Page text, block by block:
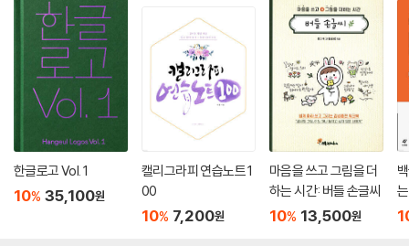
제80화 수욕정이풍부지, 자욕양이친부대_박종현 300
제81화 겸손_정선완 304
제82화 동네를 동네답게_최기영 308
제83화 생생하게 꿈꾸면 이루어진다_최영미 312
제84화 더불어 다함께_박경신 316
제85화 열정으로 살자_공성술 320
제86화 盡人事待天命_황영조 324
제87화 바람처럼, 바위처럼_최향동 327
제88화 항상 내 자신을 정비하라_이치현 332
제89화 봄눈으로 바라보고.._안균섭 336
순간 ‘나도 살아야겠다’는 생각을 했데요. 너무 감동을 받아 인사를 하고 싶
어 콘서트장에 찾아 온 거라고 하더군요. "그날의 감동을 잊을 수가 없
다.”라면서 지금도 그때를 생각하면 울컥한다는 가수 박강성 씨는 노래가
가지고 있는 힘은 ‘사람의 감성을 자극하는 캘리그래피와 같다.’는 생각을
했었다고 한다. 특히, 오스트리아 도른비른(Dornbirn)에 거주하는 노희
자 씨는 "2017년 사랑의 서각명패달아주기운동을 통해 먼 타국까지 명패
를 달아줘서 너무 감사하다는 말과 함께 이번 프로젝트에 참여해 무한한
영광이다."라고 말했다. 한편 울릉도·독도홍보대사 가수 정광태 씨는 "진
작가를 오랜시간 지켜보면서 늘 선한 마음으로 남을 위해 배려하고 본인
(진성영 작가)의 예술영역을 많은 사람들과 공유하고 베풀려는 마음이 가
한글로고 Vol. 1
10% 35,100원
캘리그라피 연습노트 1
00
10% 7,200원
마음을 쓰고 그림을 더
하는 시간: 버들 손글씨
10% 13,500원